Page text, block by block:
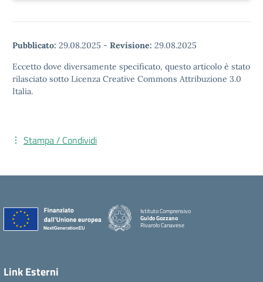
Pubblicato: 29.08.2025 - Revisione: 29.08.2025
Eccetto dove diversamente specificato, questo articolo è stato
rilasciato sotto Licenza Creative Commons Attribuzione 3.0
Italia.
Stampa / Condividi
Istituto Comprensivo
Guido Gozzano
Rivarolo Canavese
Link Esterni